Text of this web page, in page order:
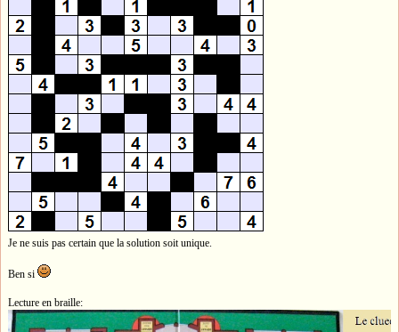
Je ne suis pas certain que la solution soit unique.
Ben si
Lecture en braille: